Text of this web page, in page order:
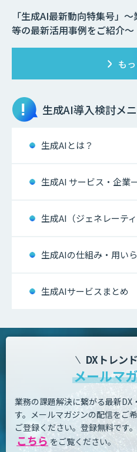
「生成AI最新動向特集号」
等の最新活用事例をご紹介～
も
生成AI導入検討メ
生成AIとは？
生成AI サービス・企業
生成AI（ジェネレーテ
生成AIの仕組み・用い
生成AIサービスまとめ
DXトレン
メールマ
業務の課題解決に繋がる最新DX
す。 メールマガジンの配信をご
ご登録ください。登録無料です。
こちら をご覧ください。